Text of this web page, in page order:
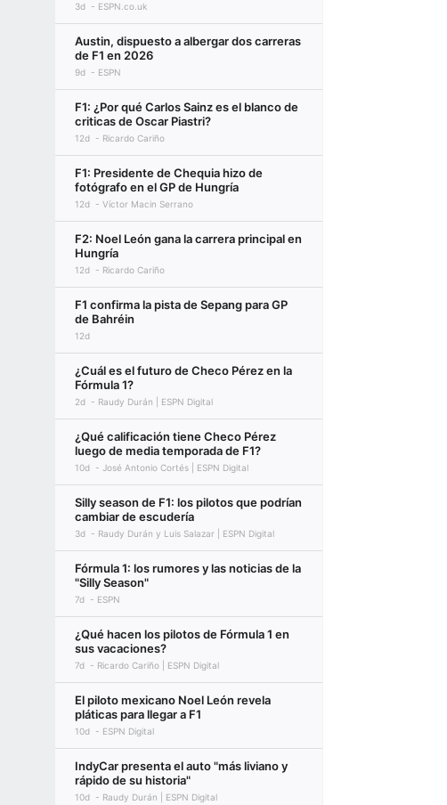
3d ESPN.co.uk
Austin, dispuesto a albergar dos carreras
de F1 en 2026
9d ESPN
F1: ¿Por qué Carlos Sainz es el blanco de
criticas de Oscar Piastri?
12d Ricardo Cariño
F1: Presidente de Chequia hizo de
fotógrafo en el GP de Hungría
12d Víctor Macin Serrano
F2: Noel León gana la carrera principal en
Hungría
12d Ricardo Cariño
F1 confirma la pista de Sepang para GP
de Bahréin
12d
¿Cuál es el futuro de Checo Pérez en la
Fórmula 1?
2d Raudy Durán | ESPN Digital
¿Qué calificación tiene Checo Pérez
luego de media temporada de F1?
10d José Antonio Cortés | ESPN Digital
Silly season de F1: los pilotos que podrían
cambiar de escudería
3d Raudy Durán y Luis Salazar | ESPN Digital
Fórmula 1: los rumores y las noticias de la
"Silly Season"
7d ESPN
¿Qué hacen los pilotos de Fórmula 1 en
sus vacaciones?
7d Ricardo Cariño | ESPN Digital
El piloto mexicano Noel León revela
pláticas para llegar a F1
10d ESPN Digital
IndyCar presenta el auto "más liviano y
rápido de su historia"
10d Raudy Durán | ESPN Digital